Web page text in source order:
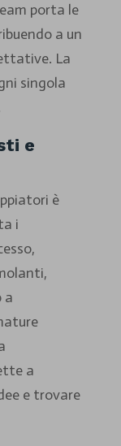
porta le
a un
La
singola
e
è
i
a
a
e trovare